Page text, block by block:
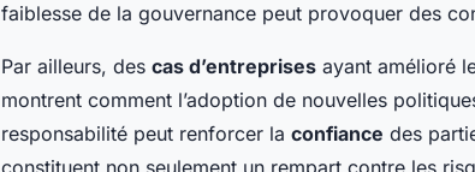
faiblesse de la gouvernance peut provoquer des
Par ailleurs, des cas d’entreprises ayant amélioré
montrent comment l’adoption de nouvelles
responsabilité peut renforcer la confiance des